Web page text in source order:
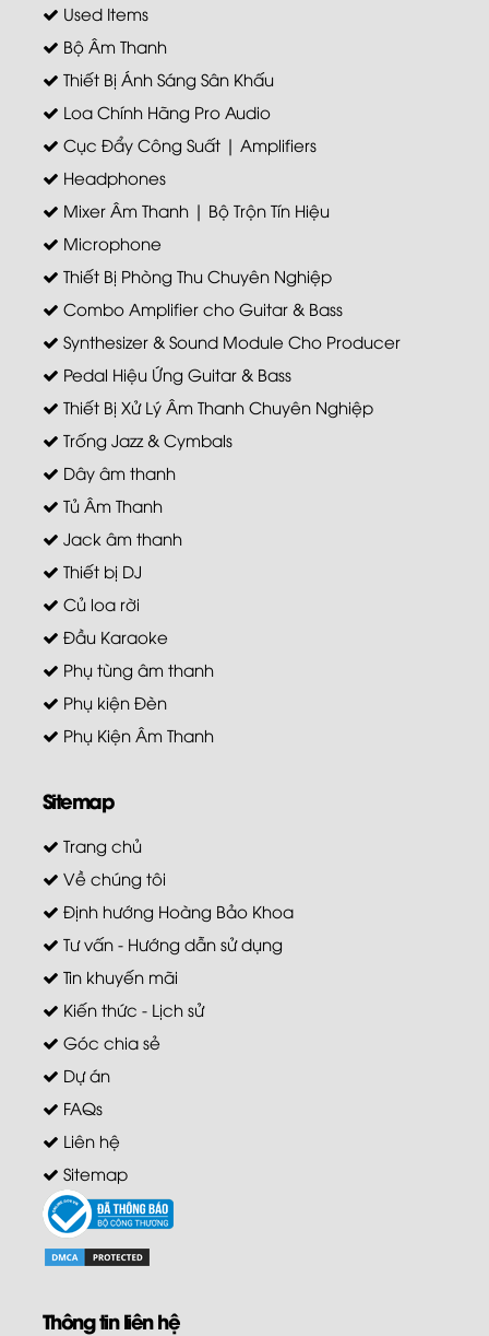
Used Items
Bộ Âm Thanh
Thiết Bị Ánh Sáng Sân Khấu
Loa Chính Hãng Pro Audio
Cục Đẩy Công Suất | Amplifiers
Headphones
Mixer Âm Thanh | Bộ Trộn Tín Hiệu
Microphone
Thiết Bị Phòng Thu Chuyên Nghiệp
Combo Amplifier cho Guitar & Bass
Synthesizer & Sound Module Cho Producer
Pedal Hiệu Ứng Guitar & Bass
Thiết Bị Xử Lý Âm Thanh Chuyên Nghiệp
Trống Jazz & Cymbals
Dây âm thanh
Tủ Âm Thanh
Jack âm thanh
Thiết bị DJ
Củ loa rời
Đầu Karaoke
Phụ tùng âm thanh
Phụ kiện Đèn
Phụ Kiện Âm Thanh
Sitemap
Trang chủ
Về chúng tôi
Định hướng Hoàng Bảo Khoa
Tư vấn - Hướng dẫn sử dụng
Tin khuyến mãi
Kiến thức - Lịch sử
Góc chia sẻ
Dự án
FAQs
Liên hệ
Sitemap
Thông tin liên hệ